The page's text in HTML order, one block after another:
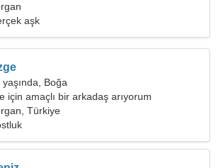
aşk
yaşında, Boğa
için amaçlı bir arkadaş arıyorum
Türkiye